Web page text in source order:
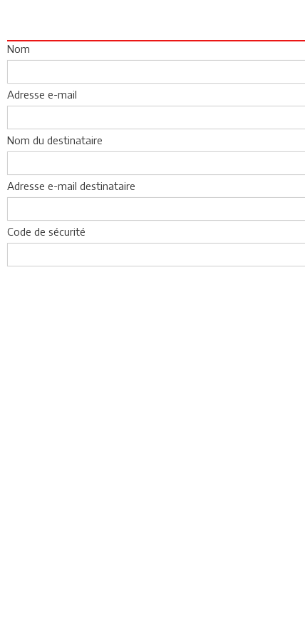
Nom
Adresse e-mail
Nom du destinataire
Adresse e-mail destinataire
Code de sécurité